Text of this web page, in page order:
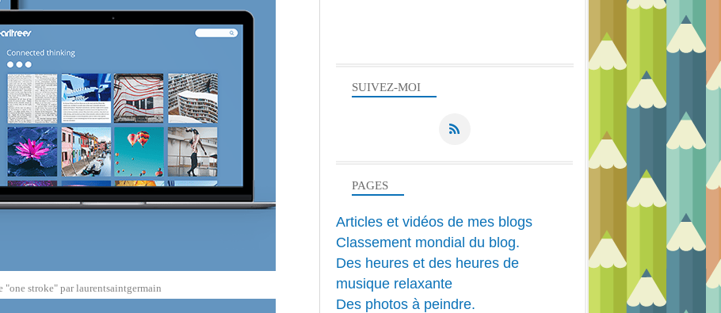
"one stroke"parlaurentsaintgermain
SUIVEZ-MOI
PAGES
Articles et vidéos de mes blogs
Classement mondial du blog.
Des heures et des heures de
musique relaxante
Des photos à peindre.